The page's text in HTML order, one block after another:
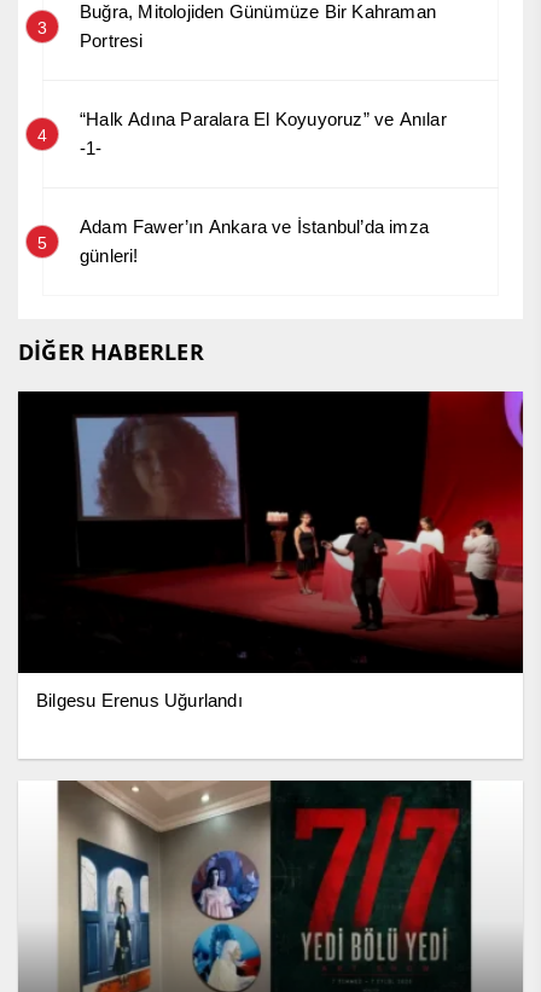
3
Buğra, Mitolojiden Günümüze Bir Kahraman
Portresi
4
“Halk Adına Paralara El Koyuyoruz” ve Anılar
-1-
5
Adam Fawer’ın Ankara ve İstanbul’da imza
günleri!
DİĞER HABERLER
Bilgesu Erenus Uğurlandı